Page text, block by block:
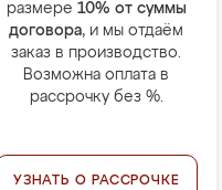
размере 10% от суммы
договора, и мы отдаём
заказ в производство.
Возможна оплата в
рассрочку без %.
УЗНАТЬ О РАССРОЧКЕ